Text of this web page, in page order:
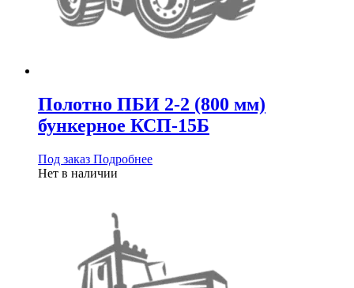
Полотно ПБИ 2-2 (800 мм)
бункерное КСП-15Б
Под заказ Подробнее
Нет в наличии